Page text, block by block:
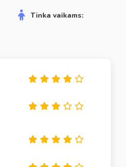
Tinka vaikams: